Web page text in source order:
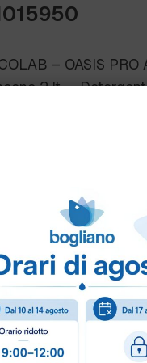
– OASIS PRO
2 lt. –
ordinare?
chiamando al 0172
una mail a
info@bogliano.it
siamo a